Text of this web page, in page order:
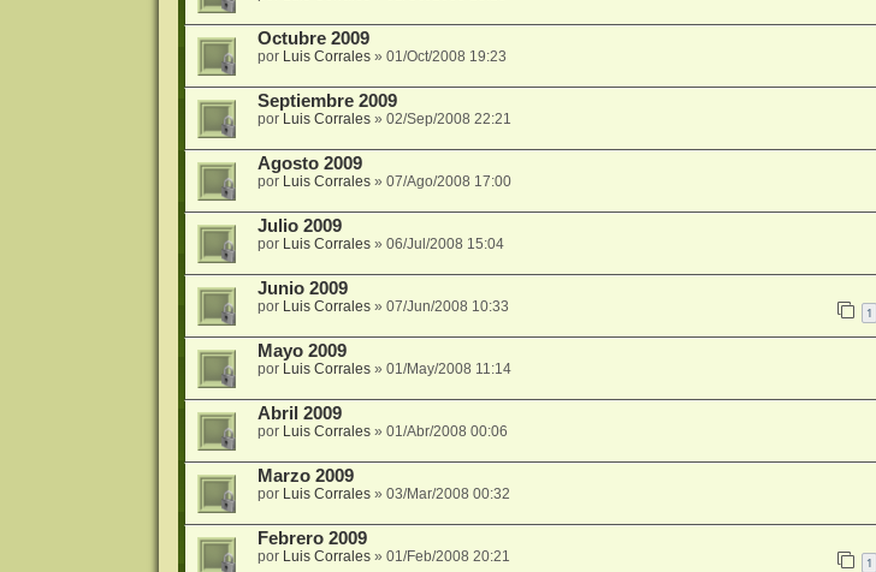
Octubre 2009
por Luis Corrales» 01/Oct/2008 19:23
Septiembre 2009
por Luis Corrales» 02/Sep/2008 22:21
Agosto 2009
por Luis Corrales» 07/Ago/2008 17:00
Julio 2009
por Luis Corrales» 06/Jul/2008 15:04
Junio 2009
por Luis Corrales» 07/Jun/2008 10:33 1
Mayo 2009
por Luis Corrales» 01/May/2008 11:14
Abril 2009
por Luis Corrales» 01/Abr/2008 00:06
Marzo 2009
por Luis Corrales» 03/Mar/2008 00:32
Febrero 2009
por Luis Corrales» 01/Feb/2008 20:21 1